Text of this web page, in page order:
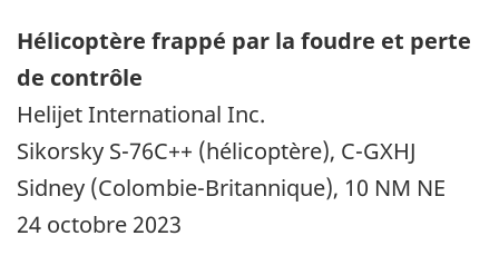
Hélicoptère frappé par la foudre et perte
de contrôle
Helijet International Inc.
Sikorsky S-76C++ (hélicoptère), C-GXHJ
Sidney (Colombie-Britannique), 10 NM NE
24 octobre 2023